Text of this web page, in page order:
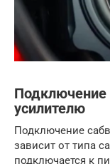
Подключение
усилителю
Подключение
зависит от типа
подключается к